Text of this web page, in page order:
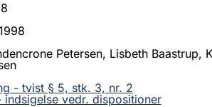
Petersen, Lisbeth Baastrup,
- tvist § 5, stk. 3, nr. 2
indsigelse vedr. dispositioner